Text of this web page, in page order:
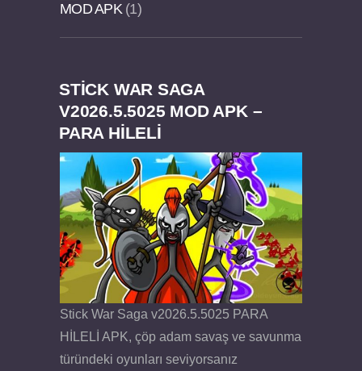
Felix the Reaper v1.25 FULL APK
MOD APK 1
STICK WAR SAGA
V2026.5.5025 MOD APK –
PARA HİLELİ
Stick War Saga v2026.5.5025 PARA
HİLELİ APK, çöp adam savaş ve savunma
türündeki oyunları seviyorsanız